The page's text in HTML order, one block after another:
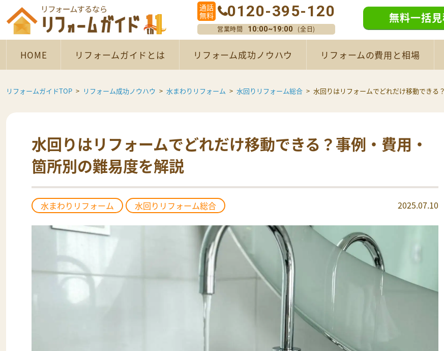
通話
無料
0120-395-120
営業時間 10:00~19:00 (全日)
無料一括
HOME リフォームガイドとは リフォーム成功ノウハウ リフォームの費用と相場
リフォームガイドTOP リフォーム成功ノウハウ 水まわりリフォーム 水回りリフォーム総合 水回りはリフォームでどれだけ移動できる
水回りはリフォームでどれだけ移動できる？事例・費用・
箇所別の難易度を解説
水まわりリフォーム 水回りリフォーム総合 2025.07.10